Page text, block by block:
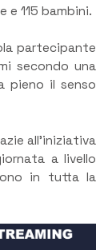
e 115 bambini.
partecipante
secondo una
pieno il senso
all’iniziativa
a livello
in tutta la